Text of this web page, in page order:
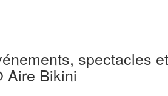
spectacles
Aire Bikini